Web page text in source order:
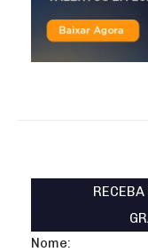
RECEBA
Nome: